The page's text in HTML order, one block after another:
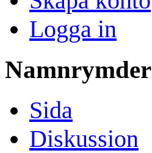
Logga in
Namnrymder
Sida
Diskussion